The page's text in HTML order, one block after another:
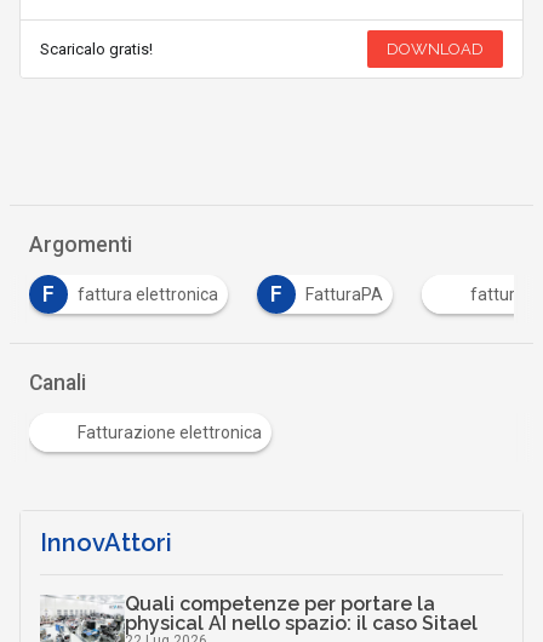
Scaricalo gratis! DOWNLOAD
Argomenti
F FatturaPA fatturazione elettronica
Canali
Fatturazione elettronica
InnovAttori
Quali competenze per portare la
physical AI nello spazio: il caso Sitael